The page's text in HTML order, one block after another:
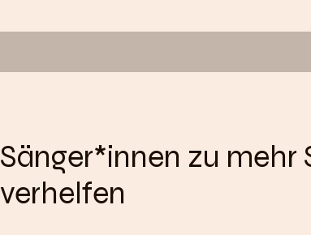
Sänger*innen zu mehr
verhelfen